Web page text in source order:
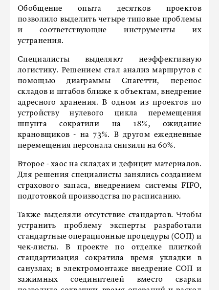
Обобщение опыта десятков проектов
позволило выделить четыре типовые проблемы
и соответствующие инструменты их
устранения.
Специалисты выделяют неэффективную
логистику. Решением стал анализ маршрутов с
помощью диаграммы Спагетти, перенос
складов и штабов ближе к объектам, внедрение
адресного хранения. В одном из проектов по
устройству нулевого цикла перемещения
шпунта сократили на 18%, ожидание
крановщиков - на 73%. В другом ежедневные
перемещения персонала снизили на 60%.
Второе - хаос на складах и дефицит материалов.
Для решения специалисты занялись созданием
страхового запаса, внедрением системы FIFO,
подготовкой производства по расписанию.
Также выделяли отсутствие стандартов. Чтобы
устранить проблему эксперты разработали
стандартные операционные процедуры (СОП) и
чек-листы. В проекте по отделке плиткой
стандартизация сократила время укладки в
санузлах; в электромонтаже внедрение СОП и
зажимных соединителей вместо сварки